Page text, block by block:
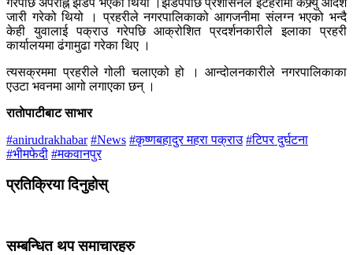
गरेपछि अपराह्न झडप भएको थियो ।झडपपछि प्रशासनले इटहरीमा कफ्र्यु आदेश
जारी गरेको थियो । प्रहरीले नगरपालिकाको आगजनीमा संलग्न भएको भन्दै
केही युवालाई पक्राउ गरेपछि आक्रोशित प्रदर्शनकारीले इलाका प्रहरी
कार्यालयमा ढंगामुढा गरेका थिए ।
त्यसक्रममा प्रहरीले गोली चलाएको हो । आन्दोलनकारीले नगरपालिकाका
एउटा भवनमा आगो लगाएका छन् ।
राताेपाटीबाट साभार
#anirudrakhabar #News #कृष्णबहादुर महरा पक्राउ #टिपर दुर्घटना
#भीमफेदी #मकवानपुर
प्रतिक्रिया दिनुहोस्
सम्बन्धित थप समाचारहरु